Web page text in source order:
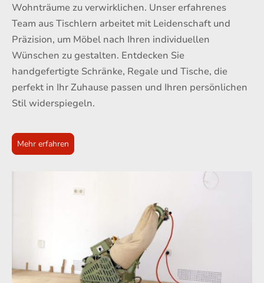
Wohnträume zu verwirklichen. Unser erfahrenes
Team aus Tischlern arbeitet mit Leidenschaft und
Präzision, um Möbel nach Ihren individuellen
Wünschen zu gestalten. Entdecken Sie
handgefertigte Schränke, Regale und Tische, die
perfekt in Ihr Zuhause passen und Ihren persönlichen
Stil widerspiegeln.
Mehr erfahren